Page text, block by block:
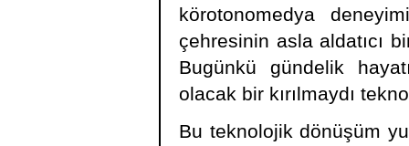
körotonomedya
çehresinin asla aldatıcı
Bugünkü gündelik
olacak bir kırılmaydı
Bu teknolojik dönüşüm